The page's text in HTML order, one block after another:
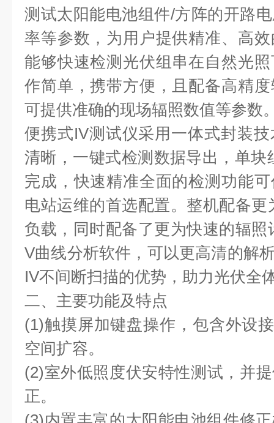
测试太阳能电池组件/方阵的开路
率等参数，为用户提供精准、高
能够快速检测光伏组串在自然光
作简单，携带⽅便，且配备⾼精
可提供准确的现场辐照数值等参数
便携式IV测试仪采⽤⼀体式封装
清晰，⼀键式检测数据导出，单块
完成，快速精准全⾯的检测功能
电站运维的⾸选配置。整机配备
负载，同时配备了更为快速的辐
V曲线分析软件，可以更⾼清的解
IV不间断扫描的优势，助⼒光伏全
二、主要功能及特点
(1)触摸屏加键盘操作，包含外设
空间扩容。
(2)室外低照度伏安特性测试，并
正。